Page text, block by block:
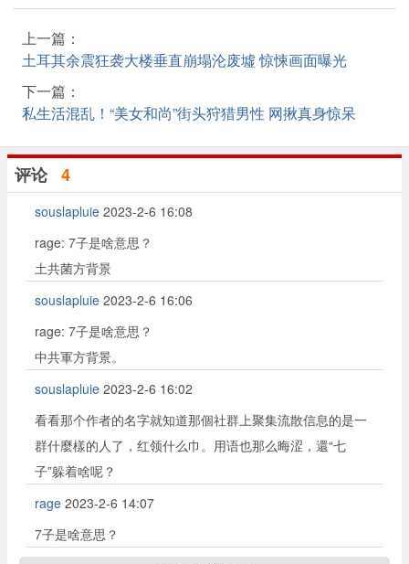
上一篇：
土耳其余震狂袭大楼垂直崩塌沦废墟 惊悚画面曝光
下一篇：
私生活混乱！“美女和尚”街头狩猎男性 网揪真身惊呆
评论 4
souslapluie 2023-2-6 16:08
rage: 7子是啥意思？
土共菌方背景
souslapluie 2023-2-6 16:06
rage: 7子是啥意思？
中共軍方背景。
souslapluie 2023-2-6 16:02
看看那个作者的名字就知道那個社群上聚集流散信息的是一
群什麼樣的人了，红领什么巾。用语也那么晦涩，還“七
子”躲着啥呢？
rage 2023-2-6 14:07
7子是啥意思？